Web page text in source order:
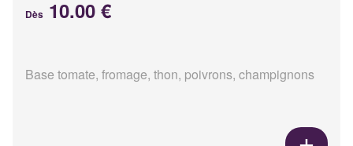
Dès 10.00 €
Base tomate, fromage, thon, poivrons, champignons